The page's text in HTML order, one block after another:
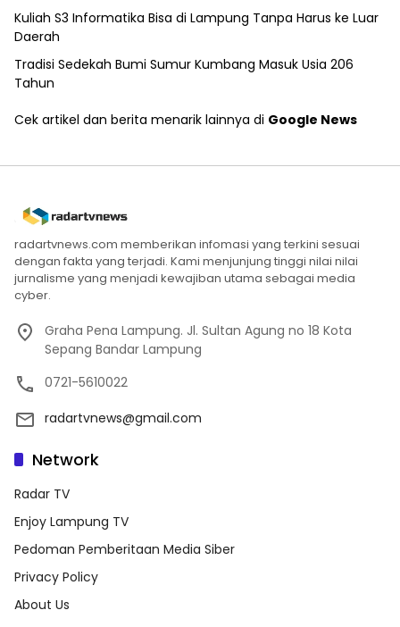
Kuliah S3 Informatika Bisa di Lampung Tanpa Harus ke Luar
Daerah
Tradisi Sedekah Bumi Sumur Kumbang Masuk Usia 206
Tahun
Cek artikel dan berita menarik lainnya di Google News
radartvnews.com memberikan infomasi yang terkini sesuai
dengan fakta yang terjadi. Kami menjunjung tinggi nilai nilai
jurnalisme yang menjadi kewajiban utama sebagai media
cyber.
Graha Pena Lampung. Jl. Sultan Agung no 18 Kota
Sepang Bandar Lampung
0721-5610022
radartvnews@gmail.com
Network
Radar TV
Enjoy Lampung TV
Pedoman Pemberitaan Media Siber
Privacy Policy
About Us